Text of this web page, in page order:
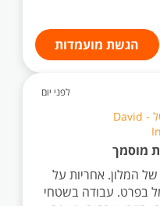
הגשת מועמדות
לפני יום
מלון דיוויד אינטרקונטיננטל - David
מוסמך
המלון. אחריות על
בפרט. עבודה בשטחי